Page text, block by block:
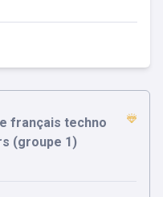
français techno
(groupe 1)